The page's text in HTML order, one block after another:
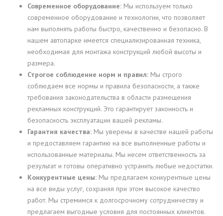
Современное оборудование: Мы используем только
современное оборудование и технологии, что позволяет
нам выполнять работы быстро, качественно и безопасно. В
нашем автопарке имеется специализированная техника,
необходимая для монтажа конструкций любой высоты и
размера.
Строгое соблюдение норм и правил: Мы строго
соблюдаем все нормы и правила безопасности, а также
требования законодательства в области размещения
рекламных конструкций. Это гарантирует законность и
безопасность эксплуатации вашей рекламы.
Гарантия качества: Мы уверены в качестве нашей работы
и предоставляем гарантию на все выполненные работы и
использованные материалы. Мы несем ответственность за
результат и готовы оперативно устранить любые недостатки.
Конкурентные цены: Мы предлагаем конкурентные цены
на все виды услуг, сохраняя при этом высокое качество
работ. Мы стремимся к долгосрочному сотрудничеству и
предлагаем выгодные условия для постоянных клиентов.